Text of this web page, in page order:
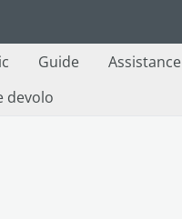
Guide
Assistance
devolo